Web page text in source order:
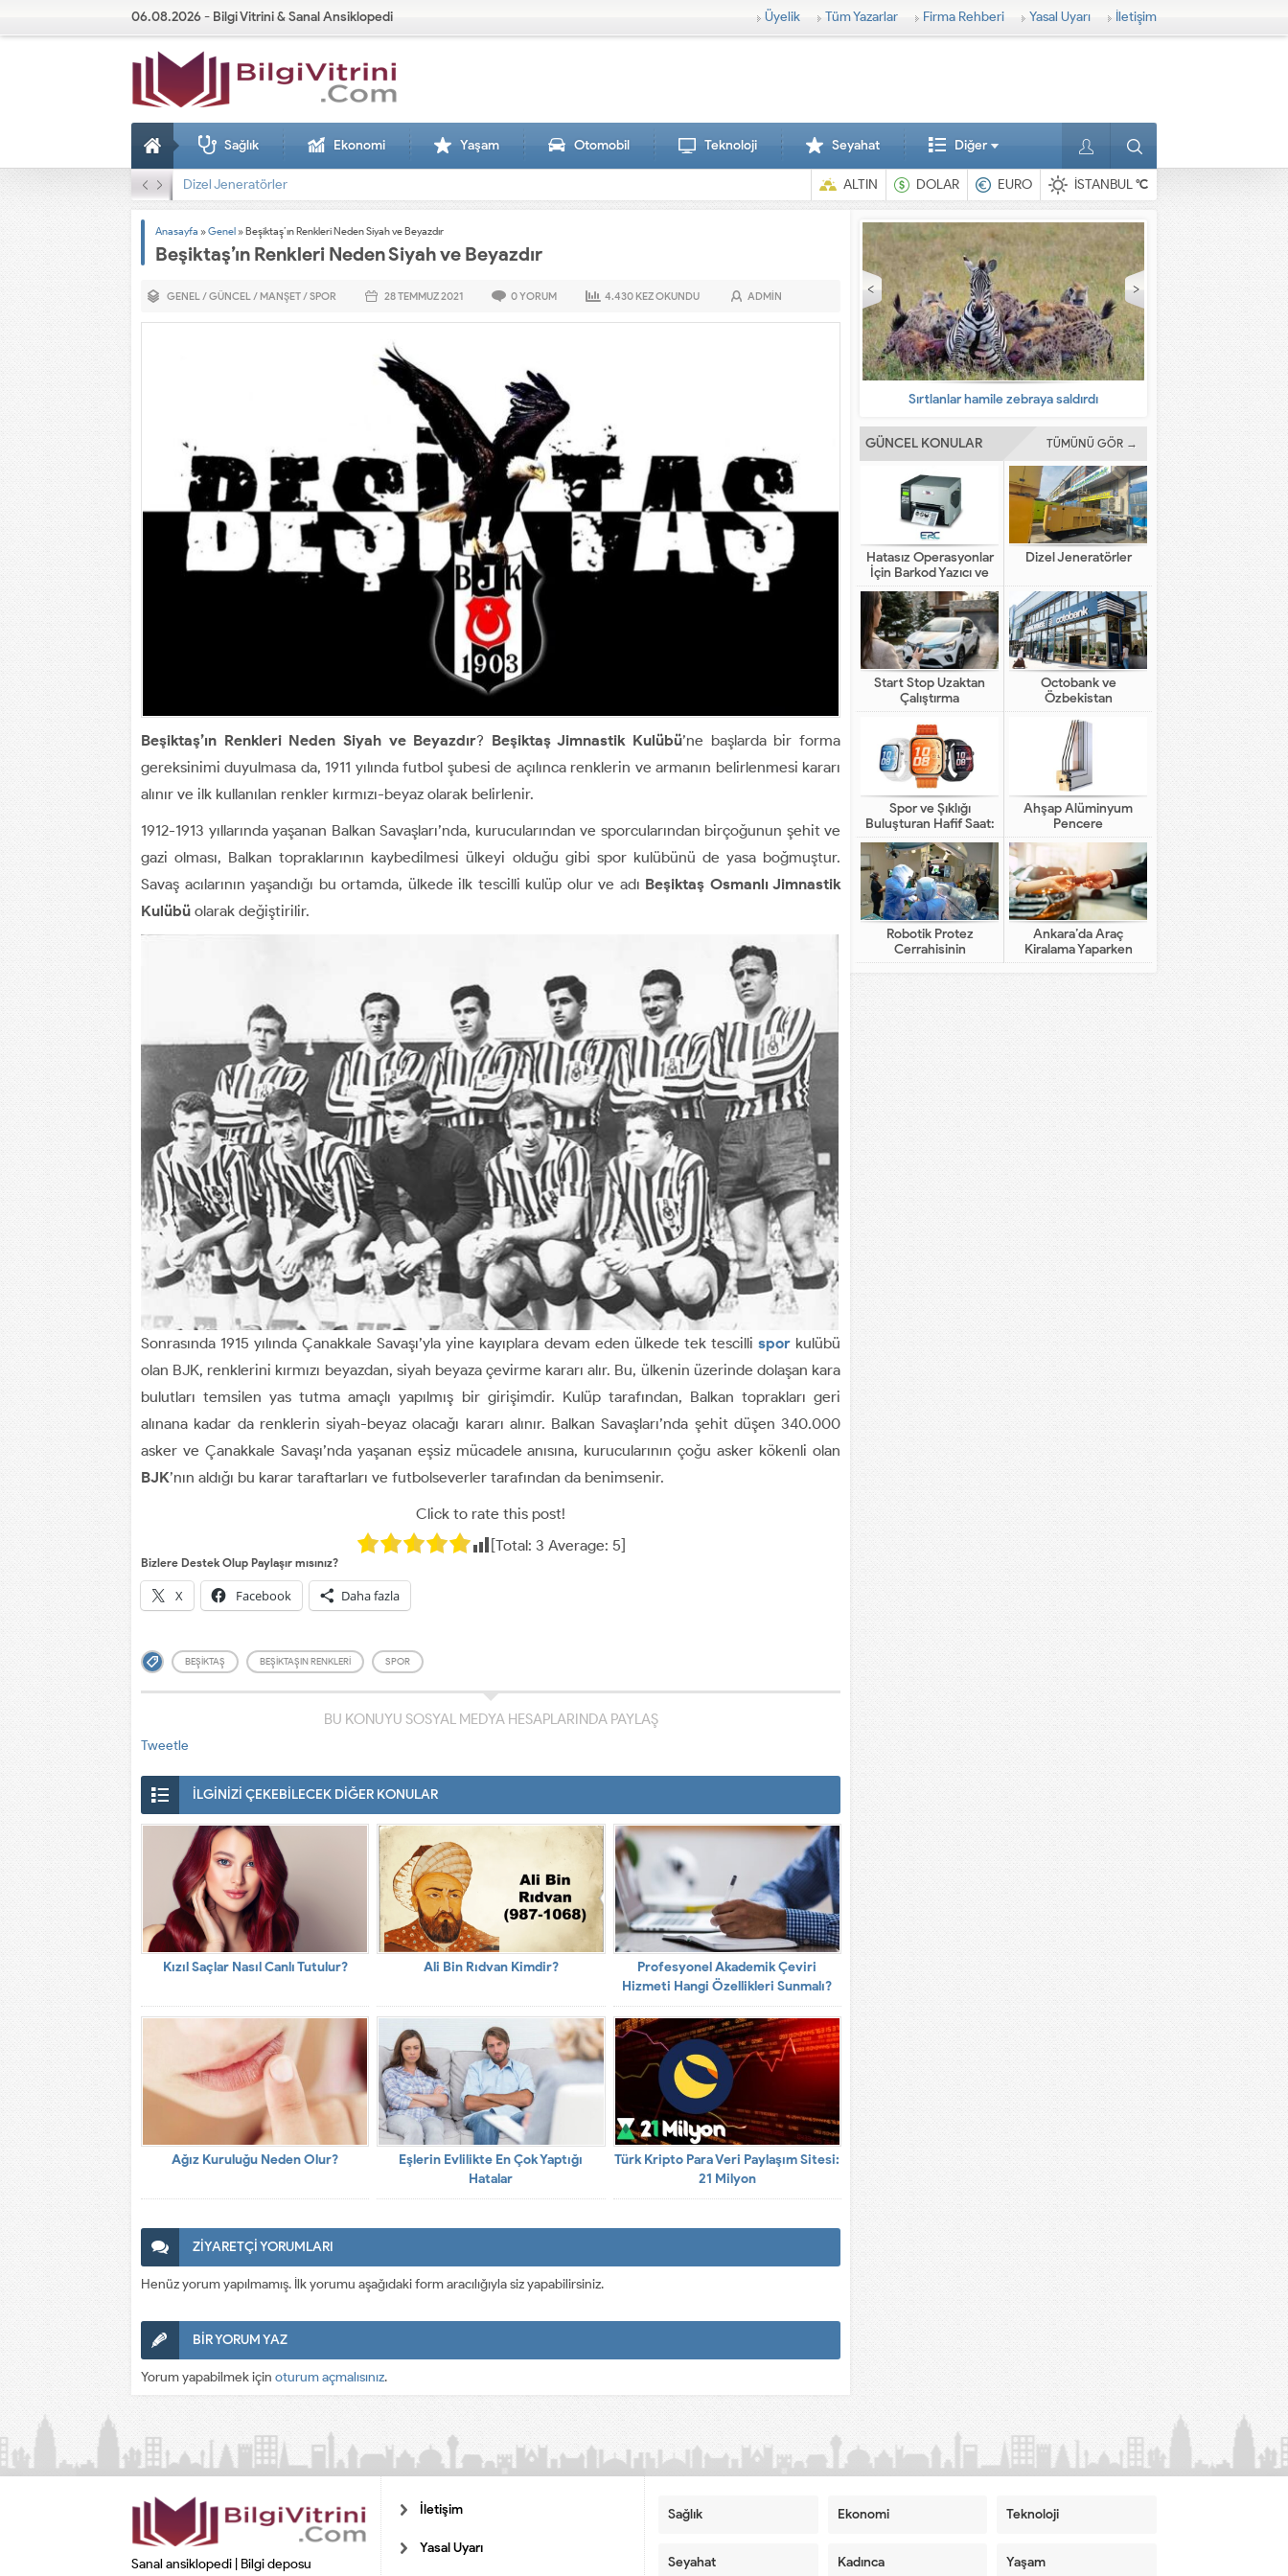
06.08.2026 - Bilgi Vitrini & Sanal Ansiklopedi Üyelik Tüm Yazarlar Firma Rehberi Yasal Uyarı İletişim
Sağlık Ekonomi Yaşam Otomobil Teknoloji Seyahat Diğer
Dizel Jeneratörler ALTIN DOLAR EURO İSTANBUL°C
Anasayfa »Genel »Beşiktaş’ın Renkleri Neden Siyah ve Beyazdır
Beşiktaş’ın Renkleri Neden Siyah ve Beyazdır
GENEL/GÜNCEL/ MANŞET/SPOR 28 TEMMUZ2021 0YORUM 4.430 KEZ OKUNDU ADMIN
Beşiktaş’ın Renkleri Neden Siyah ve Beyazdır? Beşiktaş Jimnastik Kulübü’ne başlarda bir forma
gereksinimi duyulmasa da, 1911 yılında futbol şubesi de açılınca renklerin ve armanın belirlenmesi kararı
alınır ve ilk kullanılan renkler kırmızı-beyaz olarak belirlenir.
1912-1913 yıllarında yaşanan Balkan Savaşları’nda, kurucularından ve sporcularından birçoğunun şehit ve
gazi olması, Balkan topraklarının kaybedilmesi ülkeyi olduğu gibi spor kulübünü de yasa boğmuştur.
Savaş acılarının yaşandığı bu ortamda, ülkede ilk tescilli kulüp olur ve adı Beşiktaş Osmanlı Jimnastik
Kulübü olarak değiştirilir.
Sonrasında 1915 yılında Çanakkale Savaşı’yla yine kayıplara devam eden ülkede tek tescilli sporkulübü
olan BJK, renklerini kırmızı beyazdan, siyah beyaza çevirme kararı alır. Bu, ülkenin üzerinde dolaşan kara
bulutları temsilen yas tutma amaçlı yapılmış bir girişimdir. Kulüp tarafından, Balkan toprakları geri
alınana kadar da renklerin siyah-beyaz olacağı kararı alınır. Balkan Savaşları’nda şehit düşen 340.000
asker ve Çanakkale Savaşı’nda yaşanan eşsiz mücadele anısına, kurucularının çoğu asker kökenli olan
BJK’nın aldığı bu karar taraftarları ve futbolseverler tarafından da benimsenir.
Click to rate this post!
[Total: 3 Average: 5]
Bizlere Destek Olup Paylaşır mısınız?
X Facebook Daha fazla
BEŞIKTAŞ BEŞIKTAŞIN RENKLERI SPOR
BU KONUYU SOSYAL MEDYA HESAPLARINDA PAYLAŞ
Tweetle
İLGİNİZİ ÇEKEBİLECEK DİĞER KONULAR
Kızıl Saçlar Nasıl Canlı Tutulur? Ali Bin Rıdvan Kimdir?
Profesyonel Akademik Çeviri
Hizmeti Hangi Özellikleri Sunmalı?
Ağız Kuruluğu Neden Olur?
Eşlerin Evlilikte En Çok Yaptığı
Hatalar
Türk Kripto Para Veri Paylaşım Sitesi:
21 Milyon
ZİYARETÇİ YORUMLARI
Henüz yorum yapılmamış. İlk yorumu aşağıdaki form aracılığıyla siz yapabilirsiniz.
BİR YORUM YAZ
Yorum yapabilmek için oturum açmalısınız.
En ilginç hayvanlar
GÜNCEL KONULAR TÜMÜNÜ GÖR →
Hatasız Operasyonlar
İçin Barkod Yazıcı ve
Otomasyon Sistemleri
Dizel Jeneratörler
Start Stop Uzaktan
Çalıştırma
Octobank ve
Özbekistan
Bankalarının Dijital
Finansal Altyapının
Gelişimindeki Yeni Rolü
Spor ve Şıklığı
Buluşturan Hafif Saat:
HUAWEI WATCH FIT 5
Pro
Ahşap Alüminyum
Pencere
Robotik Protez
Cerrahisinin
Geleneksel Cerrahiden
Farkı Nedir?
Ankara’da Araç
Kiralama Yaparken
Dikkat Edilecekler
Sanal ansiklopedi | Bilgi deposu
İletişim
Yasal Uyarı
Sağlık Ekonomi Teknoloji
Seyahat Kadınca Yaşam